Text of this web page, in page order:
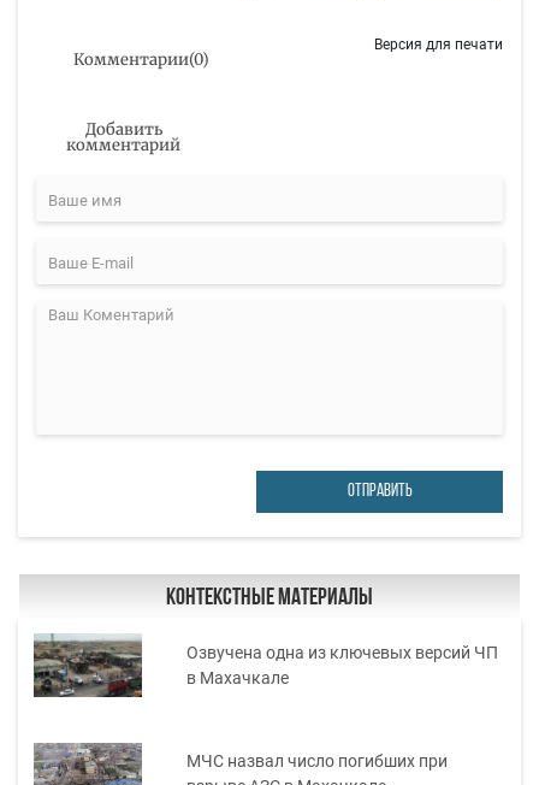
Комментарии(0)
Версия для печати
Добавить
комментарий
ОТПРАВИТЬ
Контекстные материалы
Озвучена одна из ключевых версий ЧП
в Махачкале
МЧС назвал число погибших при